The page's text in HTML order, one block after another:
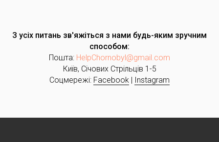
З усіх питань зв'яжіться з нами будь-яким зручним
способом:
Пошта: HelpChornobyl@gmail.com
Київ, Січових Стрільців 1-5
Соцмережі: Facebook | Instagram